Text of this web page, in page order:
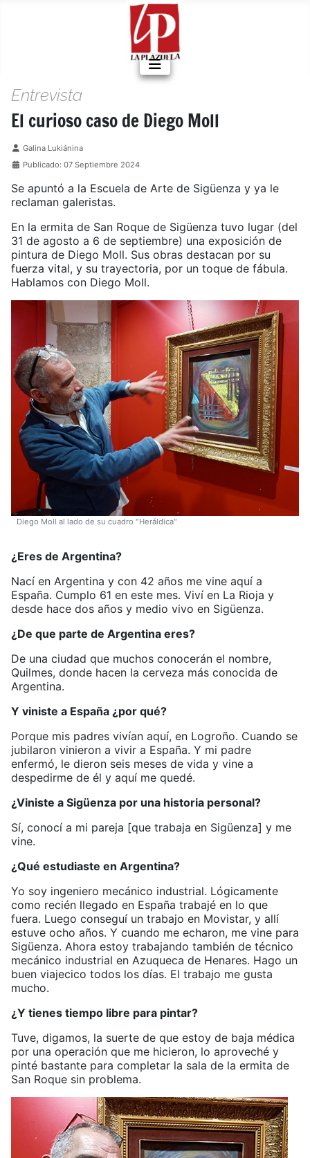
Entrevista
El curioso caso de Diego Moll
Detalles
Galina Lukiánina
Publicado: 07 Septiembre 2024
Se apuntó a la Escuela de Arte de Sigüenza y ya le
reclaman galeristas.
En la ermita de San Roque de Sigüenza tuvo lugar (del
31 de agosto a 6 de septiembre) una exposición de
pintura de Diego Moll. Sus obras destacan por su
fuerza vital, y su trayectoria, por un toque de fábula.
Hablamos con Diego Moll.
Diego Moll al lado de su cuadro "Heráldica"
¿Eres de Argentina?
Nací en Argentina y con 42 años me vine aquí a
España. Cumplo 61 en este mes. Viví en La Rioja y
desde hace dos años y medio vivo en Sigüenza.
¿De que parte de Argentina eres?
De una ciudad que muchos conocerán el nombre,
Quilmes, donde hacen la cerveza más conocida de
Argentina.
Y viniste a España ¿por qué?
Porque mis padres vivían aquí, en Logroño. Cuando se
jubilaron vinieron a vivir a España. Y mi padre
enfermó, le dieron seis meses de vida y vine a
despedirme de él y aquí me quedé.
¿Viniste a Sigüenza por una historia personal?
Sí, conocí a mi pareja [que trabaja en Sigüenza] y me
vine.
¿Qué estudiaste en Argentina?
Yo soy ingeniero mecánico industrial. Lógicamente
como recién llegado en España trabajé en lo que
fuera. Luego conseguí un trabajo en Movistar, y allí
estuve ocho años. Y cuando me echaron, me vine para
Sigüenza. Ahora estoy trabajando también de técnico
mecánico industrial en Azuqueca de Henares. Hago un
buen viajecico todos los días. El trabajo me gusta
mucho.
¿Y tienes tiempo libre para pintar?
Tuve, digamos, la suerte de que estoy de baja médica
por una operación que me hicieron, lo aproveché y
pinté bastante para completar la sala de la ermita de
San Roque sin problema.